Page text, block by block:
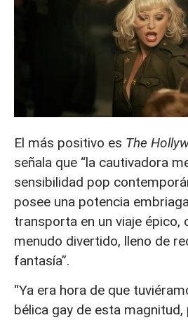
El más positivo es The
señala que “la cautivadora
sensibilidad pop
posee una potencia
transporta en un viaje épico,
menudo divertido, lleno de
fantasía”.
“Ya era hora de que
bélica gay de esta